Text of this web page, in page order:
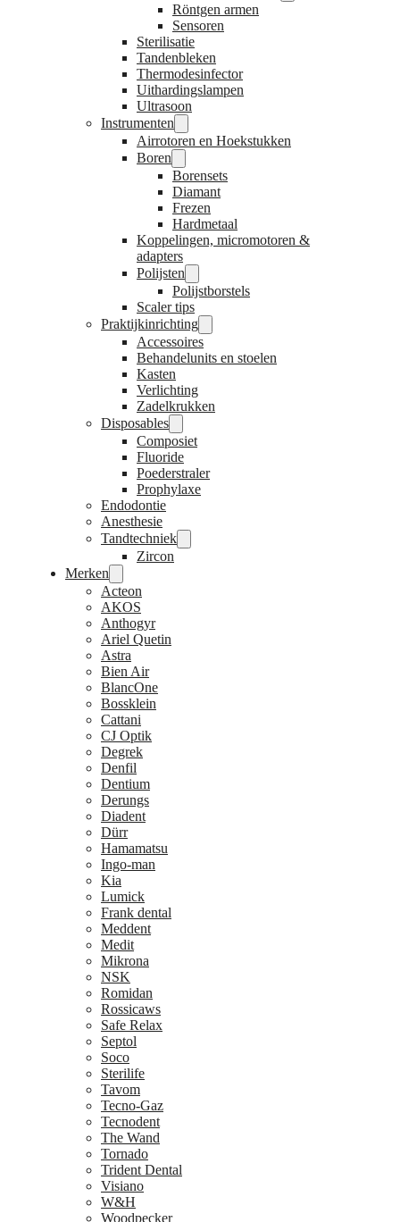
Röntgen armen
Sensoren
Sterilisatie
Tandenbleken
Thermodesinfector
Uithardingslampen
Ultrasoon
Instrumenten
Airrotoren en Hoekstukken
Boren
Borensets
Diamant
Frezen
Hardmetaal
Koppelingen, micromotoren &
adapters
Polijsten
Polijstborstels
Scaler tips
Praktijkinrichting
Accessoires
Behandelunits en stoelen
Kasten
Verlichting
Zadelkrukken
Disposables
Composiet
Fluoride
Poederstraler
Prophylaxe
Endodontie
Anesthesie
Tandtechniek
Zircon
Merken
Acteon
AKOS
Anthogyr
Ariel Quetin
Astra
Bien Air
BlancOne
Bossklein
Cattani
CJ Optik
Degrek
Denfil
Dentium
Derungs
Diadent
Dürr
Hamamatsu
Ingo-man
Kia
Lumick
Frank dental
Meddent
Medit
Mikrona
NSK
Romidan
Rossicaws
Safe Relax
Septol
Soco
Sterilife
Tavom
Tecno-Gaz
Tecnodent
The Wand
Tornado
Trident Dental
Visiano
W&H
Woodpecker